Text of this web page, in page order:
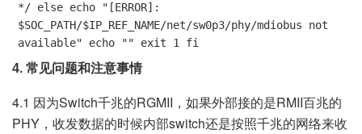
*/ else echo "[ERROR]:
$SOC_PATH/$IP_REF_NAME/net/sw0p3/phy/mdiobus not
available" echo "" exit 1 fi
4. 常见问题和注意事情
4.1 因为Switch千兆的RGMII，如果外部接的是RMII百兆的
PHY，收发数据的时候内部switch还是按照千兆的网络来收